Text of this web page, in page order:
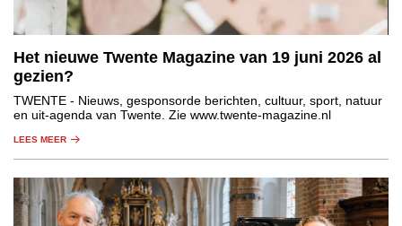
Het nieuwe Twente Magazine van 19 juni 2026 al
gezien?
TWENTE - Nieuws, gesponsorde berichten, cultuur, sport, natuur
en uit-agenda van Twente. Zie www.twente-magazine.nl
LEES MEER